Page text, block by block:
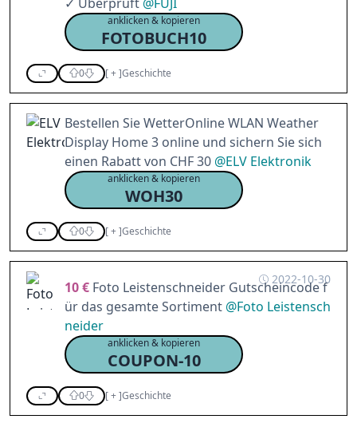
anklicken & kopieren
FOTOBUCH10
0 [+]Geschichte
Bestellen Sie WetterOnline WLAN Weather
Display Home 3 online und sichern Sie sich
einen Rabatt von CHF 30 @ELV Elektronik
anklicken & kopieren
WOH30
0 [+]Geschichte
2022-10-30
10 € Foto Leistenschneider Gutscheincode f
ür das gesamte Sortiment @Foto Leistensch
neider
anklicken & kopieren
COUPON-10
0 [+]Geschichte